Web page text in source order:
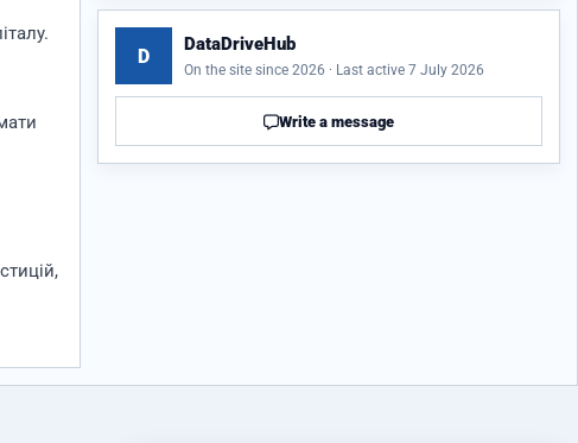
D
DataDriveHub
On the site since 2026 · Last active 7 July 2026
Write a message